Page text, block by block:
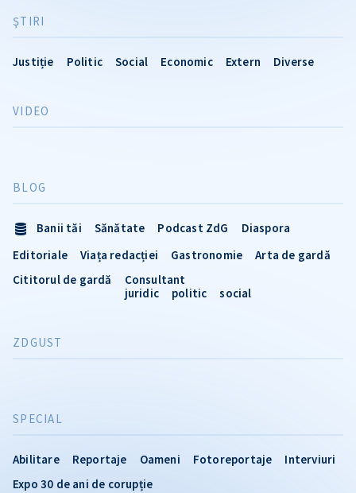
ŞTIRI
Justiție Politic Social Economic Extern Diverse
VIDEO
SPECIAL
Abilitare Reportaje Oameni Fotoreportaje
Interviuri
Expo 30 de ani de corupție
BLOG
Banii tăi Sănătate Podcast ZdG
Diaspora
Editoriale
Viața redacției Gastronomie
Arta de gardă
Cititorul de gardă
Consultant
juridic
politic social
ZDGUST